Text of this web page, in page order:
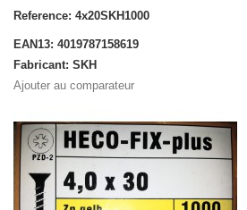
Reference: 4x20SKH1000
EAN13: 4019787158619
Fabricant: SKH
Ajouter au comparateur